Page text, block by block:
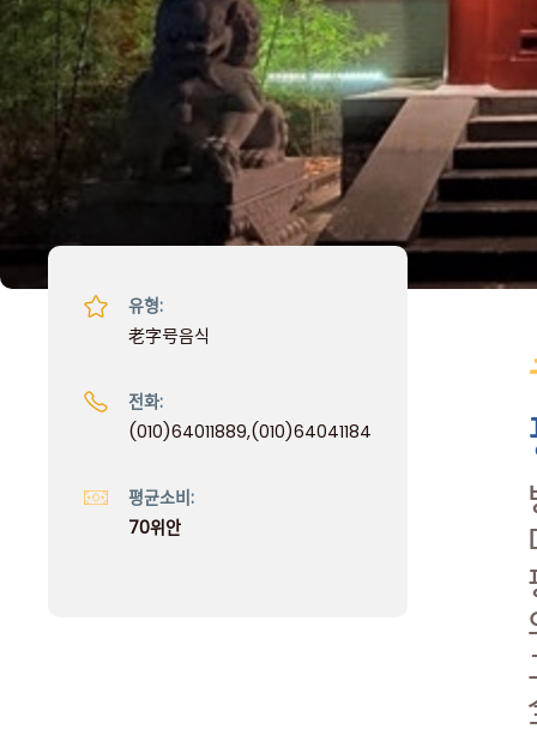
유형:
老字号음식
전화:
(010)64011889,(010)64041184
평균소비:
70위안